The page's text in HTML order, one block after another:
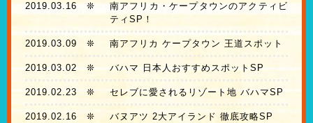
2019.03.16 ❊
南アフリカ・ケープタウンのアクティビ
ティSP！
2019.03.09 ❊ 南アフリカ ケープタウン 王道スポット
2019.03.02❊ バハマ 日本人おすすめスポットSP
2019.02.23 ❊ セレブに愛されるリゾート地 バハマSP
2019.02.16 ❊ バヌアツ 2大アイランド 徹底攻略SP